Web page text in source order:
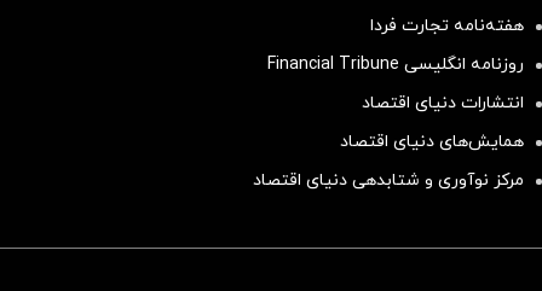
هفته‌نامه تجارت فردا
روزنامه انگلیسی Financial Tribune
انتشارات دنیای اقتصاد
همایش‌های دنیای اقتصاد
مرکز نوآوری و شتابدهی دنیای اقتصاد